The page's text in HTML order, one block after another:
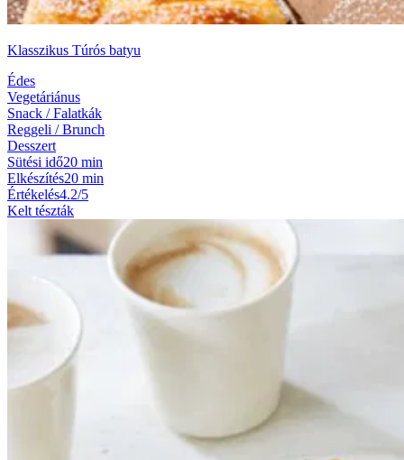
Klasszikus Túrós batyu
Édes
Vegetáriánus
Snack / Falatkák
Reggeli / Brunch
Desszert
Sütési idő20 min
Elkészítés20 min
Értékelés4.2/5
Kelt tészták